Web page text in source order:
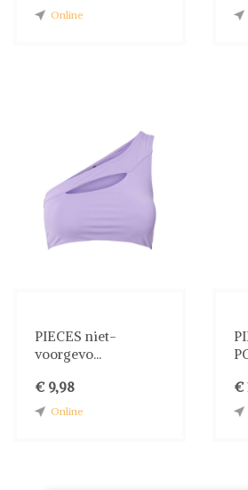
Online
PIECES niet-
voorgevo...
€ 9,98
Online
€